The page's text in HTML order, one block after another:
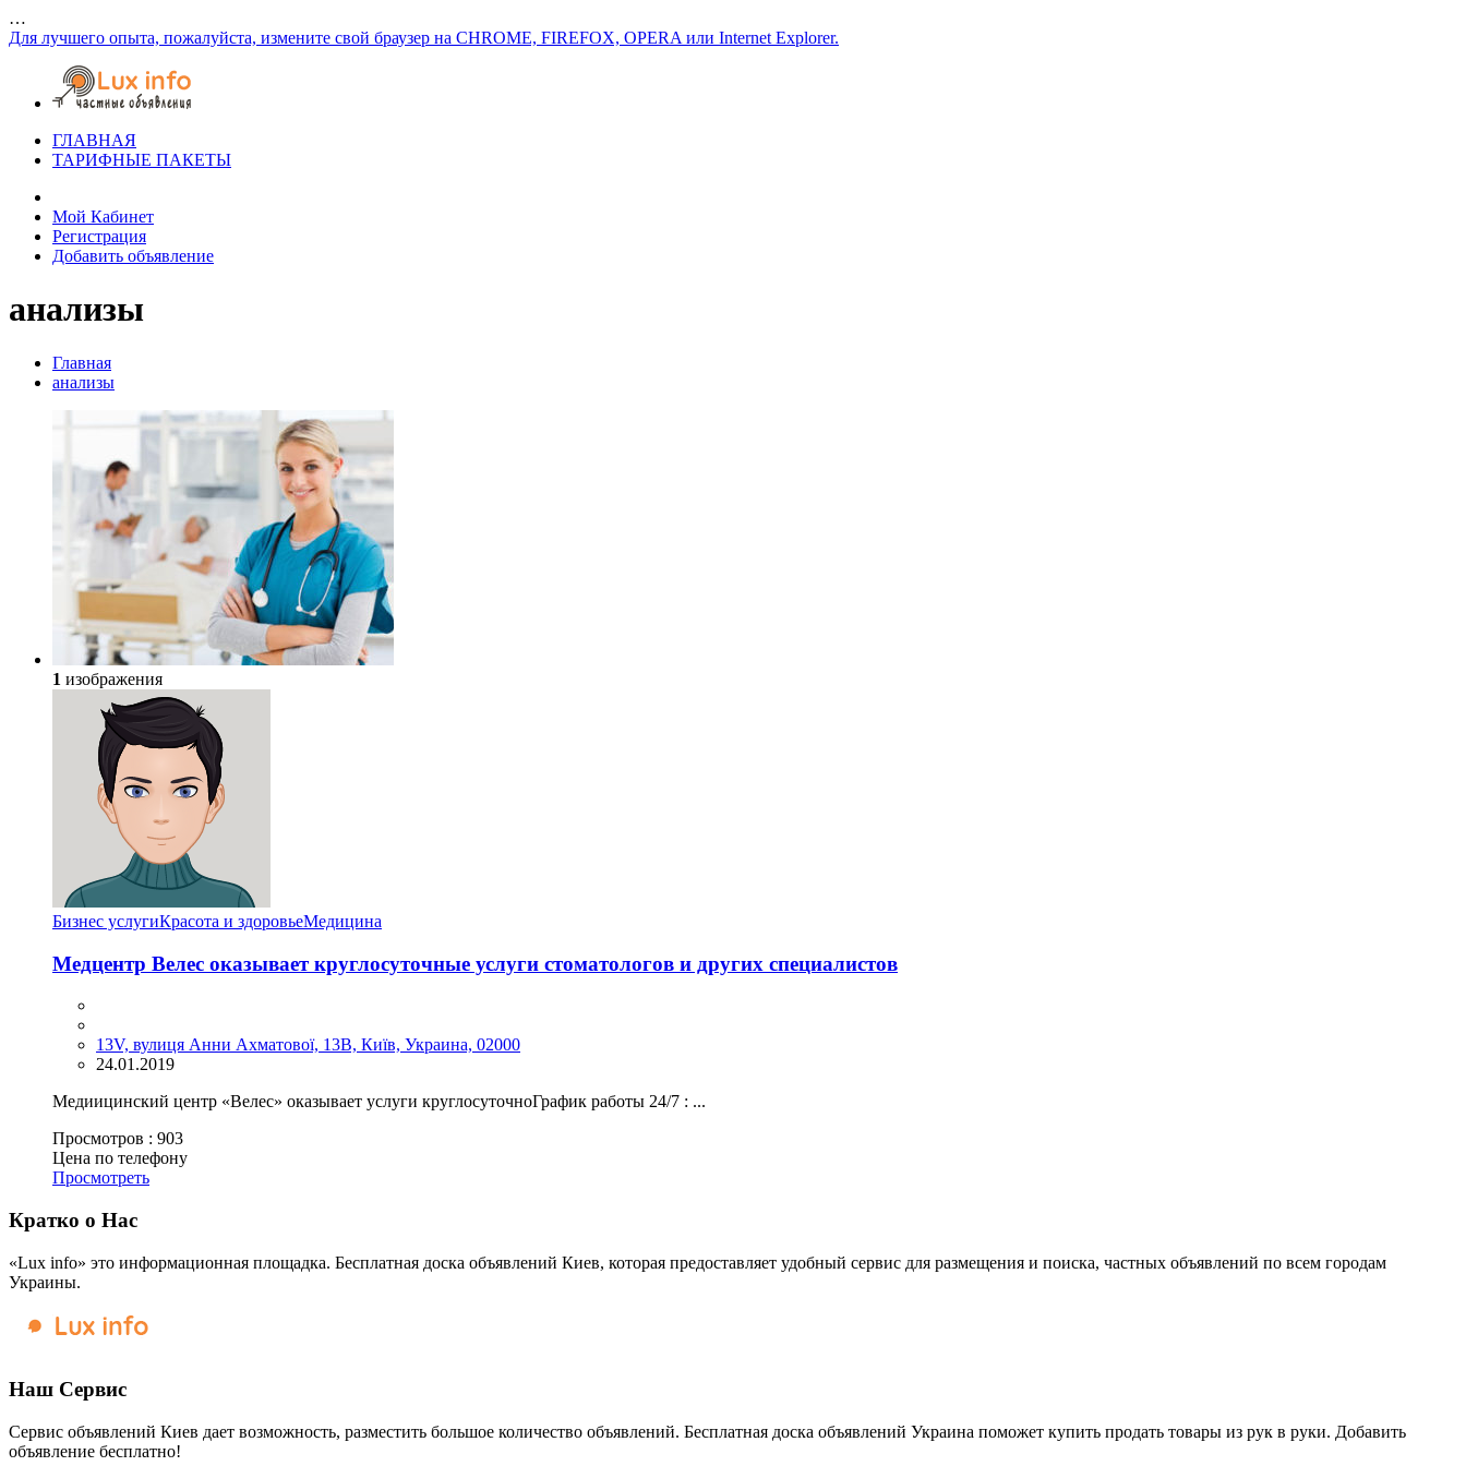
…
Для лучшего опыта, пожалуйста, измените свой браузер на CHROME, FIREFOX, OPERA или Internet Explorer.
ГЛАВНАЯ
ТАРИФНЫЕ ПАКЕТЫ
Мой Кабинет
Регистрация
Добавить объявление
анализы
Главная
анализы
1 изображения
Бизнес услугиКрасота и здоровьеМедицина
Медцентр Велес оказывает круглосуточные услуги стоматологов и других специалистов
13V, вулиця Анни Ахматової, 13В, Київ, Украина, 02000
24.01.2019
Медиицинский центр «Велес» оказывает услуги круглосуточноГрафик работы 24/7 : ...
Просмотров : 903
Цена по телефону
Просмотреть
Кратко о Нас
«Lux info» это информационная площадка. Бесплатная доска объявлений Киев, которая предоставляет удобный сервис для размещения и поиска, частных объявлений по всем городам
Украины.
Наш Сервис
Сервис объявлений Киев дает возможность, разместить большое количество объявлений. Бесплатная доска объявлений Украина поможет купить продать товары из рук в руки. Добавить
объявление бесплатно!